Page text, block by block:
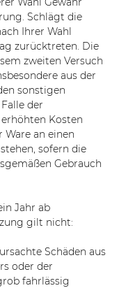
Schlägt die
Ihrer Wahl
zurücktreten. Die
zweiten Versuch
aus der
sonstigen
der
Kosten
an einen
sofern die
Gebrauch
Jahr ab
gilt nicht:
Schäden aus
oder der
fahrlässig